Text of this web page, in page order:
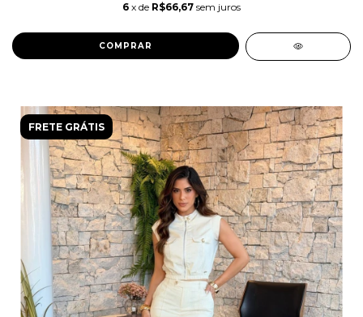
6 x de R$66,67 sem juros
COMPRAR
FRETE GRÁTIS